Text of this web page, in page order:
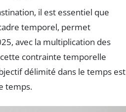
il est essentiel que
temporel, permet
avec la multiplication des
contrainte temporelle
délimité dans le temps est
temps.